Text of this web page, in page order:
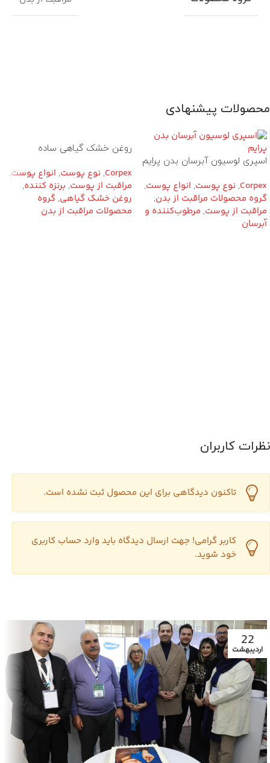
محصولات پیشنهادی
اسپری لوسیون آبرسان بدن پرایم
Corpex
, نوع پوست, انواع پوست,
گروه محصولات مراقبت از بدن,
مراقبت از پوست, مرطوب‌کننده و
آبرسان
روغن خشک گیاهی ساده
Corpex
, نوع پوست, انواع پوست,
مراقبت از پوست, برنزه کننده,
روغن خشک گیاهی, گروه
محصولات مراقبت از بدن
نظرات کاربران
تاکنون دیدگاهی برای این محصول ثبت نشده است.
کاربر گرامی! جهت ارسال دیدگاه باید وارد حساب کاربری
خود شوید.
22
اردیبهشت